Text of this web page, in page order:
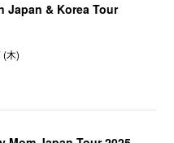
Japan & Korea Tour
(木)